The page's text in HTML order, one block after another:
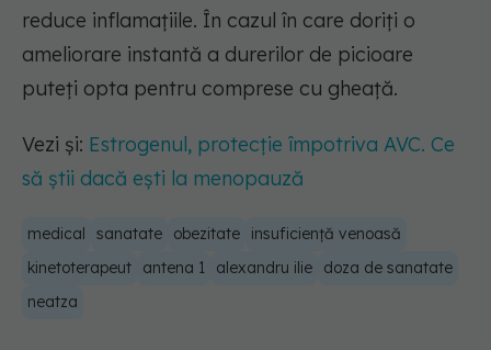
reduce inflamațiile. În cazul în care doriți o
ameliorare instantă a durerilor de picioare
puteți opta pentru comprese cu gheață.
Vezi și: Estrogenul, protecție împotriva AVC. Ce
să știi dacă ești la menopauză
medical sanatate obezitate
insuficiență venoasă
kinetoterapeut
antena 1 alexandru ilie
doza de sanatate
neatza